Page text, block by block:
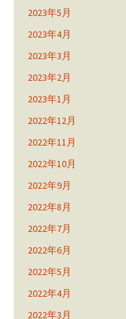
2023年5月
2023年4月
2023年3月
2023年2月
2023年1月
2022年12月
2022年11月
2022年10月
2022年9月
2022年8月
2022年7月
2022年6月
2022年5月
2022年4月
2022年3月